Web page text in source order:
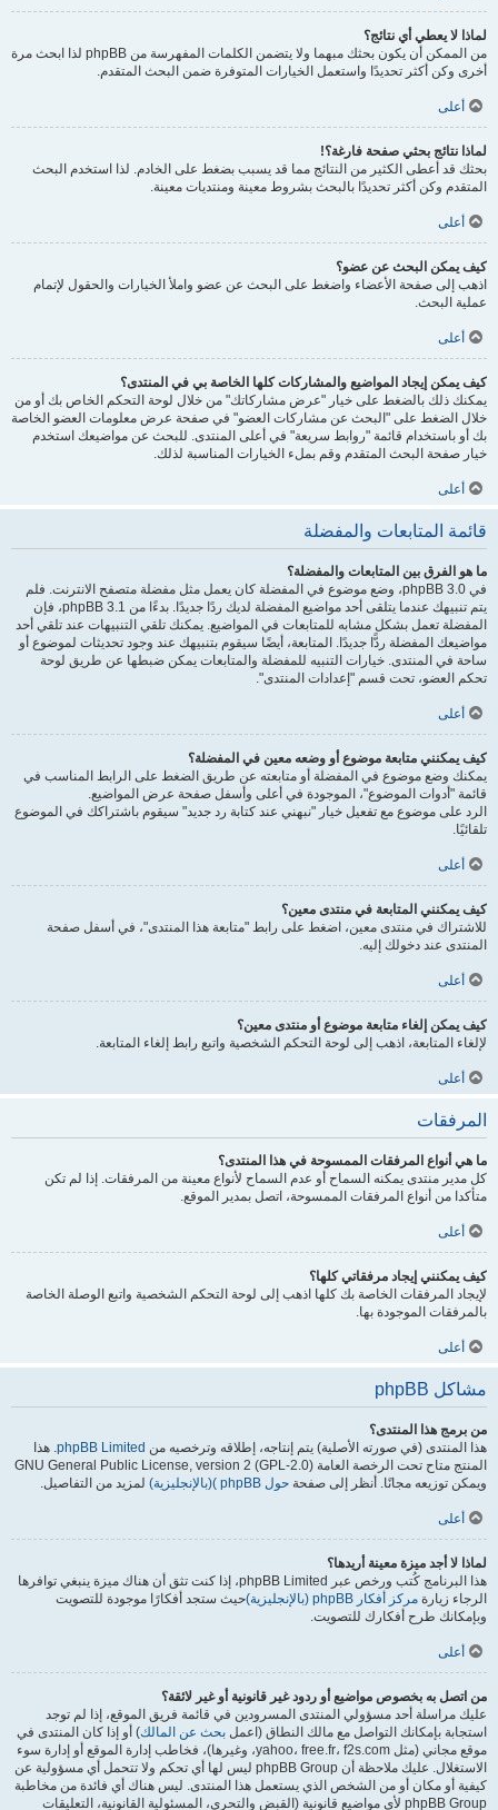
لماذا لا يعطي أي نتائج؟
من الممكن أن يكون بحثك مبهما ولا يتضمن الكلمات المفهرسة من phpBB لذا ابحث مرة
أخرى وكن أكثر تحديدًا واستعمل الخيارات المتوفرة ضمن البحث المتقدم.
أعلى
لماذا نتائج بحثي صفحة فارغة؟!
بحثك قد أعطى الكثير من النتائج مما قد يسبب بضغط على الخادم. لذا استخدم البحث
المتقدم وكن أكثر تحديدًا بالبحث بشروط معينة ومنتديات معينة.
أعلى
كيف يمكن البحث عن عضو؟
اذهب إلى صفحة الأعضاء واضغط على البحث عن عضو واملأ الخيارات والحقول لإتمام
عملية البحث.
أعلى
كيف يمكن إيجاد المواضيع والمشاركات كلها الخاصة بي في المنتدى؟
يمكنك ذلك بالضغط على خيار "عرض مشاركاتك" من خلال لوحة التحكم الخاص بك أو من
خلال الضغط على "البحث عن مشاركات العضو" في صفحة عرض معلومات العضو الخاصة
بك أو باستخدام قائمة "روابط سريعة" في أعلى المنتدى. للبحث عن مواضيعك استخدم
خيار صفحة البحث المتقدم وقم بملء الخيارات المناسبة لذلك.
أعلى
قائمة المتابعات والمفضلة
ما هو الفرق بين المتابعات والمفضلة؟
في phpBB 3.0، وضع موضوع في المفضلة كان يعمل مثل مفضلة متصفح الانترنت. فلم
يتم تنبيهك عندما يتلقى أحد مواضيع المفضلة لديك ردًا جديدًا. بدءًا من phpBB 3.1، فإن
المفضلة تعمل بشكل مشابه للمتابعات في المواضيع. يمكنك تلقي التنبيهات عند تلقي أحد
مواضيعك المفضلة ردًّا جديدًا. المتابعة، أيضًا سيقوم بتنبيهك عند وجود تحديثات لموضوع أو
ساحة في المنتدى. خيارات التنبيه للمفضلة والمتابعات يمكن ضبطها عن طريق لوحة
تحكم العضو، تحت قسم "إعدادات المنتدى".
أعلى
كيف يمكنني متابعة موضوع أو وضعه معين في المفضلة؟
يمكنك وضع موضوع في المفضلة أو متابعته عن طريق الضغط على الرابط المناسب في
قائمة "أدوات الموضوع"، الموجودة في أعلى وأسفل صفحة عرض المواضيع.
الرد على موضوع مع تفعيل خيار "نبهني عند كتابة رد جديد" سيقوم باشتراكك في الموضوع
تلقائيًا.
أعلى
كيف يمكنني المتابعة في منتدى معين؟
للاشتراك في منتدى معين، اضغط على رابط "متابعة هذا المنتدى"، في أسفل صفحة
المنتدى عند دخولك إليه.
أعلى
كيف يمكن إلغاء متابعة موضوع أو منتدى معين؟
لإلغاء المتابعة، اذهب إلى لوحة التحكم الشخصية واتبع رابط إلغاء المتابعة.
أعلى
المرفقات
ما هي أنواع المرفقات الممسوحة في هذا المنتدى؟
كل مدير منتدى يمكنه السماح أو عدم السماح لأنواع معينة من المرفقات. إذا لم تكن
متأكدا من أنواع المرفقات الممسوحة، اتصل بمدير الموقع.
أعلى
كيف يمكنني إيجاد مرفقاتي كلها؟
لإيجاد المرفقات الخاصة بك كلها اذهب إلى لوحة التحكم الشخصية واتبع الوصلة الخاصة
بالمرفقات الموجودة بها.
أعلى
مشاكل phpBB
من برمج هذا المنتدى؟
هذا المنتدى (في صورته الأصلية) يتم إنتاجه، إطلاقه وترخصيه من phpBB Limited. هذا
المنتج متاح تحت الرخصة العامة GNU General Public License, version 2 (GPL-2.0)
ويمكن توزيعه مجانًا. أنظر إلى صفحة حول phpBB )(بالإنجليزية) لمزيد من التفاصيل.
أعلى
لماذا لا أجد ميزة معينة أريدها؟
هذا البرنامج كُتب ورخص عبر phpBB Limited، إذا كنت تثق أن هناك ميزة ينبغي توافرها
الرجاء زيارة مركز أفكار phpBB (بالإنجليزية)
حيث ستجد أفكارًا موجودة للتصويت
وبإمكانك طرح أفكارك للتصويت.
أعلى
من اتصل به بخصوص مواضيع أو ردود غير قانونية أو غير لائقة؟
عليك مراسلة أحد مسؤولي المنتدى المسرودين في قائمة فريق الموقع، إذا لم توجد
استجابة بإمكانك التواصل مع مالك النطاق (اعمل بحث عن المالك) أو إذا كان المنتدى في
موقع مجاني (مثل yahoo، free.fr، f2s.com، وغيرها)، فخاطب إدارة الموقع أو إدارة سوء
الاستغلال. عليك ملاحظة أن phpBB Group ليس لها أي تحكم ولا تتحمل أي مسؤولية عن
كيفية أو مكان أو من الشخص الذي يستعمل هذا المنتدى. ليس هناك أي فائدة من مخاطبة
phpBB Group لأي مواضيع قانونية (القبض والتحري، المسئولية القانونية، التعليقات